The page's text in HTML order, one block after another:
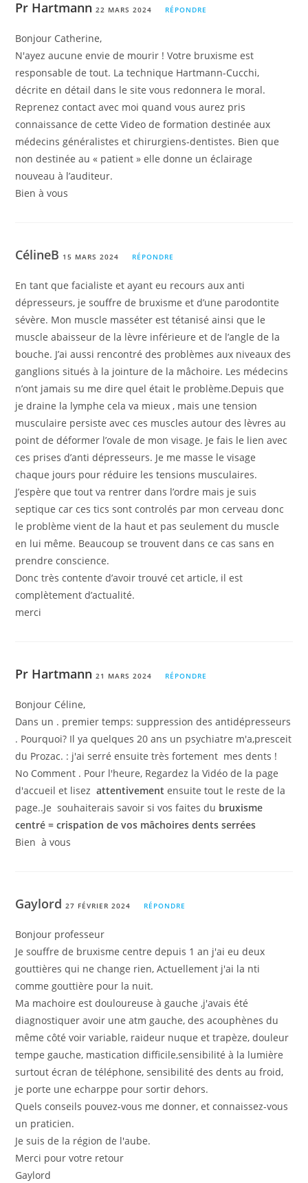
Pr Hartmann 22 MARS 2024 RÉPONDRE
Bonjour Catherine,
N'ayez aucune envie de mourir ! Votre bruxisme est
responsable de tout. La technique Hartmann-Cucchi,
décrite en détail dans le site vous redonnera le moral.
Reprenez contact avec moi quand vous aurez pris
connaissance de cette Video de formation destinée aux
médecins généralistes et chirurgiens-dentistes. Bien que
non destinée au « patient » elle donne un éclairage
nouveau à l’auditeur.
Bien à vous
CélineB 15 MARS 2024 RÉPONDRE
En tant que facialiste et ayant eu recours aux anti
dépresseurs, je souffre de bruxisme et d’une parodontite
sévère. Mon muscle masséter est tétanisé ainsi que le
muscle abaisseur de la lèvre inférieure et de l’angle de la
bouche. J’ai aussi rencontré des problèmes aux niveaux des
ganglions situés à la jointure de la mâchoire. Les médecins
n’ont jamais su me dire quel était le problème.Depuis que
je draine la lymphe cela va mieux , mais une tension
musculaire persiste avec ces muscles autour des lèvres au
point de déformer l’ovale de mon visage. Je fais le lien avec
ces prises d’anti dépresseurs. Je me masse le visage
chaque jours pour réduire les tensions musculaires.
J’espère que tout va rentrer dans l’ordre mais je suis
septique car ces tics sont controlés par mon cerveau donc
le problème vient de la haut et pas seulement du muscle
en lui même. Beaucoup se trouvent dans ce cas sans en
prendre conscience.
Donc très contente d’avoir trouvé cet article, il est
complètement d’actualité.
merci
Pr Hartmann 21 MARS 2024 RÉPONDRE
Bonjour Céline,
Dans un . premier temps: suppression des antidépresseurs
. Pourquoi? Il ya quelques 20 ans un psychiatre m'a,presceit
du Prozac. : j'ai serré ensuite très fortement mes dents !
No Comment . Pour l'heure, Regardez la Vidéo de la page
d'accueil et lisezattentivement ensuite tout le reste de la
page..Je souhaiterais savoir si vos faites du bruxisme
centré = crispation de vos mâchoires dents serrées
Bien à vous
Gaylord27 FÉVRIER 2024 RÉPONDRE
Bonjour professeur
Je souffre de bruxisme centre depuis 1 an j'ai eu deux
gouttières qui ne change rien, Actuellement j'ai la nti
comme gouttière pour la nuit.
Ma machoire est douloureuse à gauche ,j'avais été
diagnostiquer avoir une atm gauche, des acouphènes du
même côté voir variable, raideur nuque et trapèze, douleur
tempe gauche, mastication difficile,sensibilité à la lumière
surtout écran de téléphone, sensibilité des dents au froid,
je porte une echarppe pour sortir dehors.
Quels conseils pouvez-vous me donner, et connaissez-vous
un praticien.
Je suis de la région de l'aube.
Merci pour votre retour
Gaylord